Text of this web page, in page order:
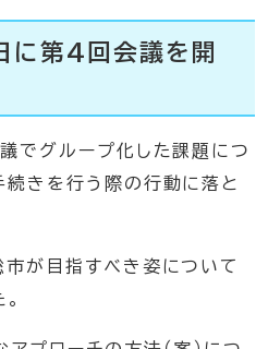
第4回会議を開
でグループ化した課題につ
続きを行う際の行動に落と
市が目指すべき姿について